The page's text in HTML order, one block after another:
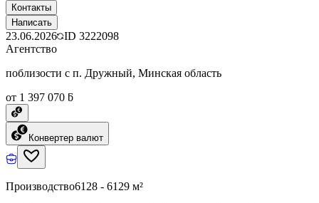
Контакты
Написать
23.06.2026 ID 3222098
Агентство
поблизости с п. Дружный, Минская область
от 1 397 070 ƃ
Конвертер валют
Производство6128 - 6129 м²